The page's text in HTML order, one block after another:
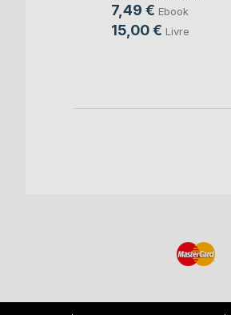
7,49 € Ebook
15,00 € Livre